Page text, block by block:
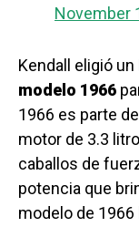
November
Kendall eligió un
modelo 1966
1966 es parte
motor de 3.3
caballos de
potencia que
modelo de